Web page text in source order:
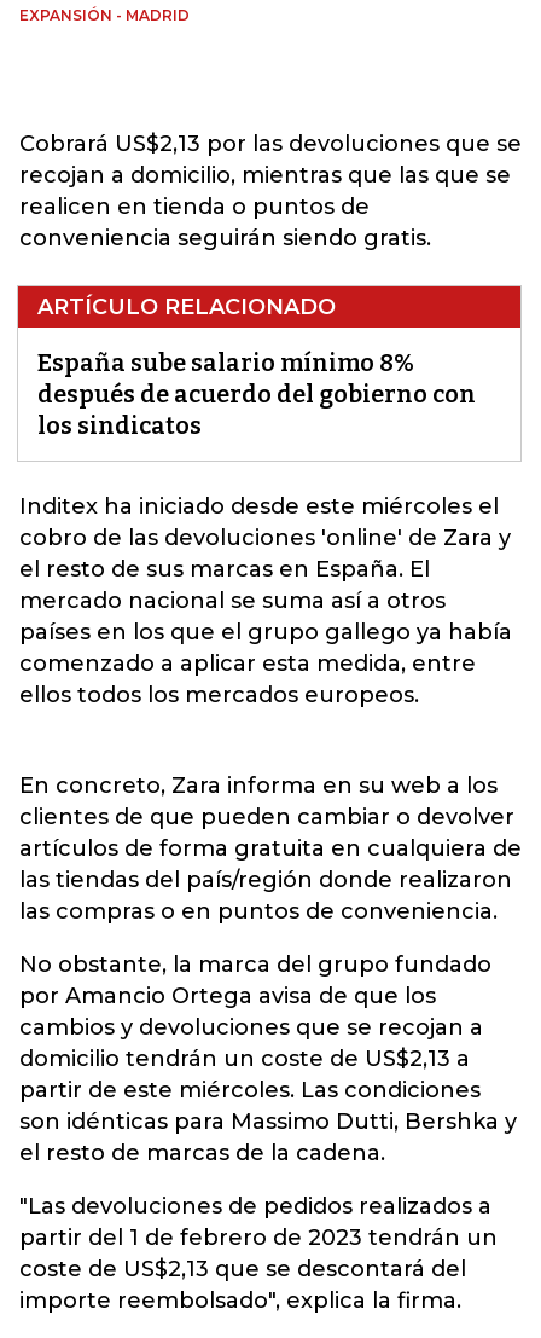
EXPANSIÓN - MADRID
Cobrará US$2,13 por las devoluciones que se
recojan a domicilio, mientras que las que se
realicen en tienda o puntos de
conveniencia seguirán siendo gratis.
ARTÍCULO RELACIONADO
España sube salario mínimo 8%
después de acuerdo del gobierno con
los sindicatos
Inditex ha iniciado desde este miércoles el
cobro de las devoluciones 'online' de Zara y
el resto de sus marcas en España. El
mercado nacional se suma así a otros
países en los que el grupo gallego ya había
comenzado a aplicar esta medida, entre
ellos todos los mercados europeos.
En concreto, Zara informa en su web a los
clientes de que pueden cambiar o devolver
artículos de forma gratuita en cualquiera de
las tiendas del país/región donde realizaron
las compras o en puntos de conveniencia.
No obstante, la marca del grupo fundado
por Amancio Ortega avisa de que los
cambios y devoluciones que se recojan a
domicilio tendrán un coste de US$2,13 a
partir de este miércoles. Las condiciones
son idénticas para Massimo Dutti, Bershka y
el resto de marcas de la cadena.
"Las devoluciones de pedidos realizados a
partir del 1 de febrero de 2023 tendrán un
coste de US$2,13 que se descontará del
importe reembolsado", explica la firma.